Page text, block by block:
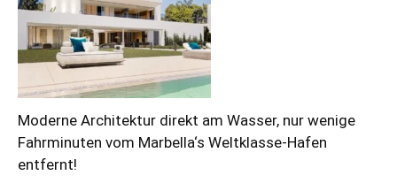
Moderne Architektur direkt am Wasser, nur wenige
Fahrminuten vom Marbella‘s Weltklasse-Hafen
entfernt!